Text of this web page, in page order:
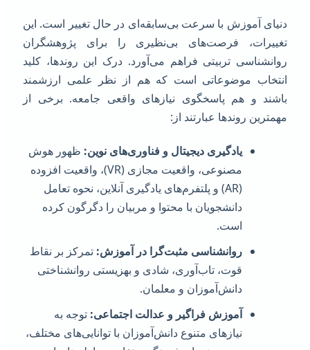
آموزش با سرعت بی‌سابقه‌ای در حال تغییر است. این
فرصت‌های بی‌نظیری را برای پژوهشگران
تربیتی فراهم می‌آورد. درک این روندها، کلید
موضوعاتی است که هم از نظر علمی ارزشمند
و هم پاسخگوی نیازهای واقعی جامعه. برخی از
روندها عبارتند از:
یادگیری دیجیتال و فناوری‌های نوین: ظهور هوش
مصنوعی، واقعیت مجازی (VR)، واقعیت افزوده
(AR) و پلتفرم‌های یادگیری آنلاین، نحوه تعامل
دانشجویان با محتوا و مربیان را دگرگون کرده
است.
روانشناسی مثبت‌گرا در آموزش:تمرکز بر نقاط
قوت، تاب‌آوری، شادی و بهزیستی روانشناختی
دانش‌آموزان و معلمان.
آموزش فراگیر و عدالت اجتماعی:توجه به
نیازهای متنوع دانش‌آموزان با توانایی‌های مختلف،